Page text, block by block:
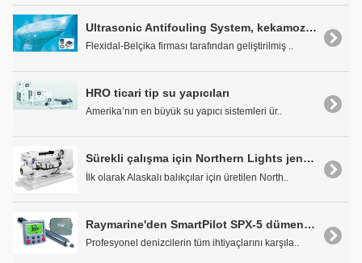
Ultrasonic Antifouling System, kekamoz derdine son veriyor
Flexidal-Belçika firması tarafından geliştirilmiş ..
HRO ticari tip su yapıcıları
Amerika’nın en büyük su yapıcı sistemleri ür..
Sürekli çalışma için Northern Lights jeneratör
İlk olarak Alaskalı balıkçılar için üretilen North..
Raymarine'den SmartPilot SPX-5 dümen yekesi
Profesyonel denizcilerin tüm ihtiyaçlarını karşıla..